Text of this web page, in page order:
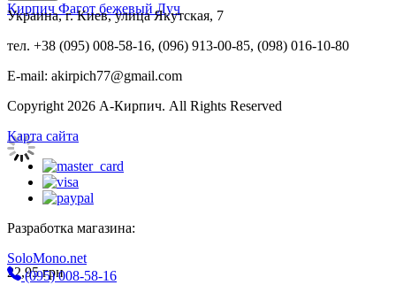
Кирпич Фагот бежевый Луч
22,95грн
Украина, г. Киев, улица Якутская, 7
тел. +38 (095) 008-58-16, (096) 913-00-85, (098) 016-10-80
E-mail: akirpich77@gmail.com
Copyright 2026 А-Кирпич. All Rights Reserved
Карта сайта
Разработка магазина:
SoloMono.net
(095) 008-58-16